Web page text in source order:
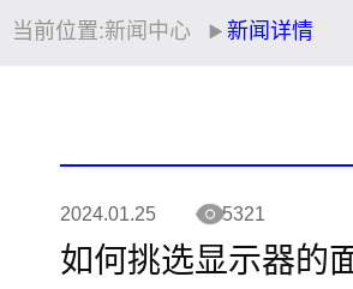
当前位置:新闻中心 新闻详情
2024.01.25 5321
如何挑选显示器的